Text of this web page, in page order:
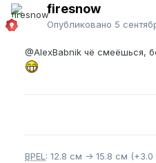
firesnow
Опубликовано 5
@AlexBabnik чё смеёшься,
BPEL : 12.8 см -> 15.8 см (+3.0